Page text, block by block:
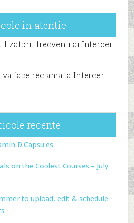
in atentie
frecventi ai Intercer
face reclama la Intercer
recente
D Capsules
on the Coolest Courses – July
to upload, edit & schedule